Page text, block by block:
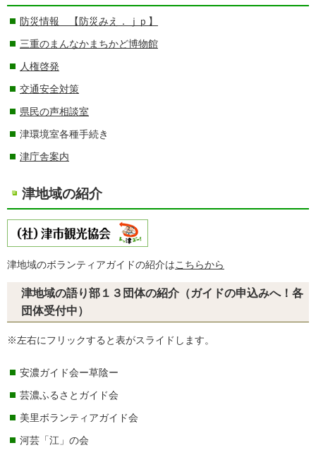
防災情報 【防災みえ．ｊｐ】
三重のまんなかまちかど博物館
人権啓発
交通安全対策
県民の声相談室
津環境室各種手続き
津庁舎案内
津地域の紹介
津地域のボランティアガイドの紹介はこちらから
津地域の語り部１３団体の紹介（ガイドの申込みへ！各
団体受付中）
※左右にフリックすると表がスライドします。
安濃ガイド会ー草陰ー
芸濃ふるさとガイド会
美里ボランティアガイド会
河芸「江」の会